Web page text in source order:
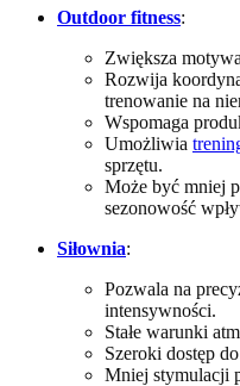
Outdoor fitness:
Zwiększa
Rozwija
trenowanie na
Wspomaga
Umożliwia
sprzętu.
Może być mniej
sezonowość
Siłownia:
Pozwala na
intensywności.
Stałe warunki
Szeroki dostęp
Mniej stymulacji